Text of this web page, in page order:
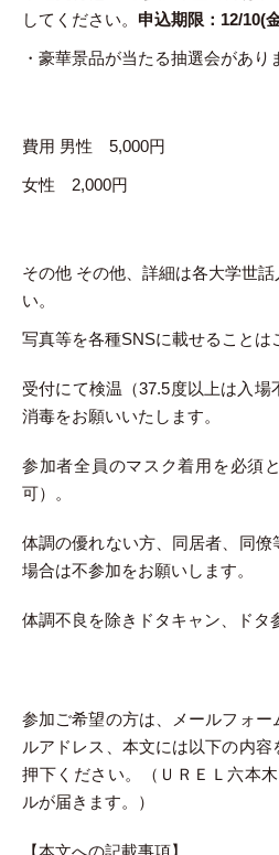
してください。 申込期限：12/10(
・豪華景品が当たる抽選会があり
費用 男性 5,000円
女性 2,000円
その他 その他、詳細は各大学世
い。
写真等を各種SNSに載せることは
受付にて検温（37.5度以上は入
消毒をお願いいたします。
参加者全員のマスク着用を必須
可）。
体調の優れない方、同居者、同僚
場合は不参加をお願いします。
体調不良を除きドタキャン、ドタ
参加ご希望の方は、メールフォ
ルアドレス、本文には以下の内
押下ください。（ＵＲＥＬ六本
ルが届きます。）
【本文への記載事項】